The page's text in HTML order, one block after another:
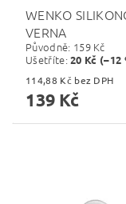
WENKO
VERNA
Původně: 159 Kč
Ušetříte:20 Kč (–12
114,88 Kč bez DPH
139 Kč